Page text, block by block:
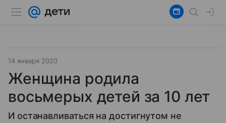
14 января 2020
Женщина родила
восьмерых детей за 10 лет
И останавливаться на достигнутом не